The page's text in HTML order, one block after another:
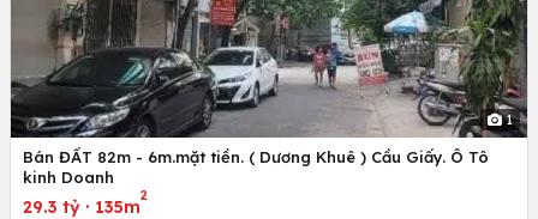
1
Bán ĐẤT 82m - 6m.mặt tiền. ( Dương Khuê ) Cầu Giấy. Ô Tô
kinh Doanh
29.3 tỷ · 135m
2